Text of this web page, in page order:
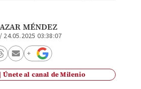
MÉNDEZ
/ 24.05.2025 03:38:07
Únete al canal de Milenio